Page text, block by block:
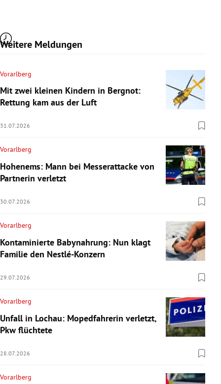
Weitere Meldungen
Vorarlberg
Mit zwei kleinen Kindern in Bergnot:
Rettung kam aus der Luft
31.07.2026
Vorarlberg
Hohenems: Mann bei Messerattacke von
Partnerin verletzt
30.07.2026
Vorarlberg
Kontaminierte Babynahrung: Nun klagt
Familie den Nestlé-Konzern
29.07.2026
Vorarlberg
Unfall in Lochau: Mopedfahrerin verletzt,
Pkw flüchtete
28.07.2026
Vorarlberg